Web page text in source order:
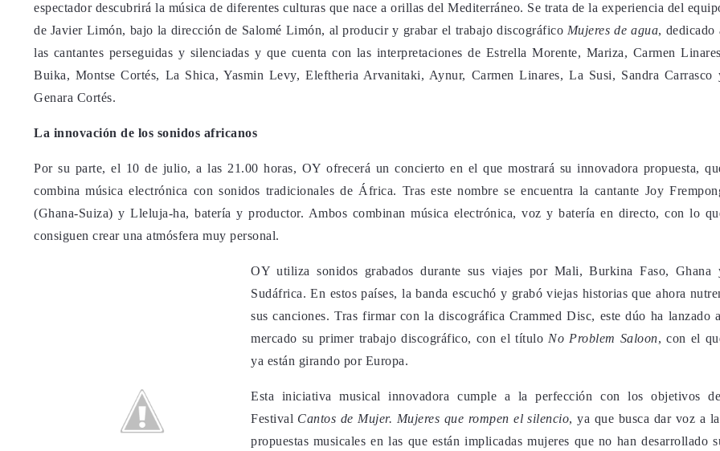
espectador descubrirá la música de diferentes culturas que nace a orillas del Mediterráneo. Se trata de la experiencia del
de Javier Limón, bajo la dirección de Salomé Limón, al producir y grabar el trabajo discográfico Mujeres de agua, dedicado
las cantantes perseguidas y silenciadas y que cuenta con las interpretaciones de Estrella Morente, Mariza, Carmen
Buika, Montse Cortés, La Shica, Yasmin Levy, Eleftheria Arvanitaki, Aynur, Carmen Linares, La Susi, Sandra Carrasco
Genara Cortés.
La innovación de los sonidos africanos
Por su parte, el 10 de julio, a las 21.00 horas, OY ofrecerá un concierto en el que mostrará su innovadora propuesta,
combina música electrónica con sonidos tradicionales de África. Tras este nombre se encuentra la cantante Joy
(Ghana-Suiza) y Lleluja-ha, batería y productor. Ambos combinan música electrónica, voz y batería en directo, con lo
consiguen crear una atmósfera muy personal.
OY utiliza sonidos grabados durante sus viajes por Mali, Burkina Faso, Ghana
Sudáfrica. En estos países, la banda escuchó y grabó viejas historias que ahora
sus canciones. Tras firmar con la discográfica Crammed Disc, este dúo ha lanzado
mercado su primer trabajo discográfico, con el título No Problem Saloon, con el
ya están girando por Europa.
Esta iniciativa musical innovadora cumple a la perfección con los objetivos
Festival Cantos de Mujer. Mujeres que rompen el silencio, ya que busca dar voz a
propuestas musicales en las que están implicadas mujeres que no han desarrollado